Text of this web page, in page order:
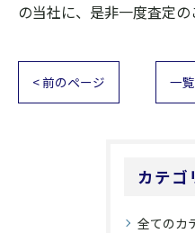
の当社に、是非一度査定の
< 前のページ 一
カテゴ
全てのカ